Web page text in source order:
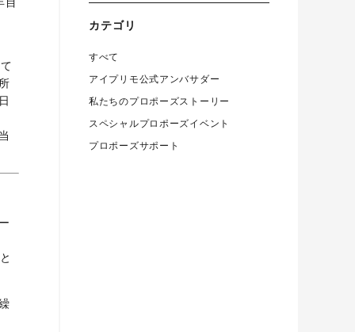
カテゴリ
すべて
アイプリモ公式アンバサダー
私たちのプロポーズストーリー
スペシャルプロポーズイベント
プロポーズサポート